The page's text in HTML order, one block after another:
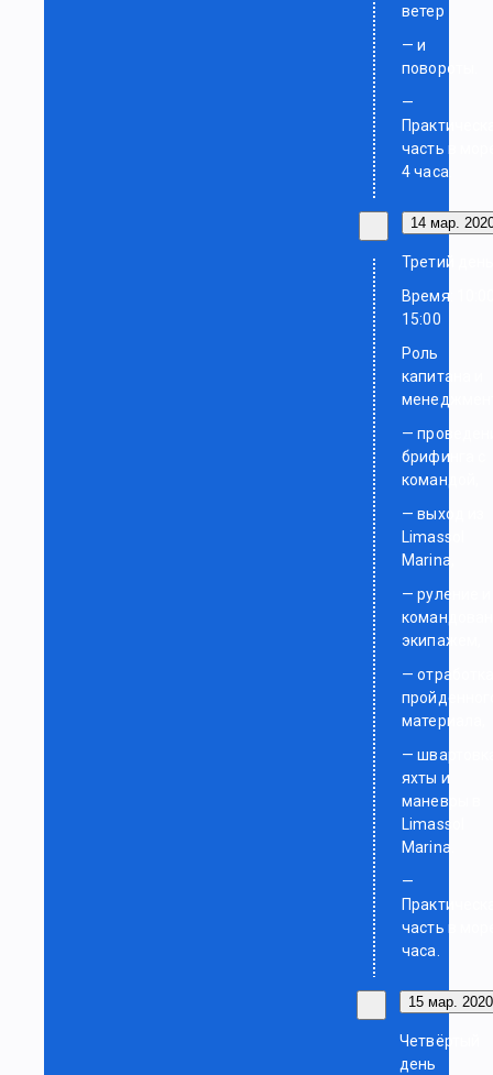
ветер
— и
повороты.
—
часть в
4 часа.
14 мар.
Третий
Время:
15:00
Роль
капитана и
—
брифинга с
командой,
— выход из
Limassol
Marina,
— руление и
экипажем,
—
материала,
—
яхты и
маневры в
Limassol
Marina.
—
часть в
часа.
15 мар. 2020
Четвёртый
день